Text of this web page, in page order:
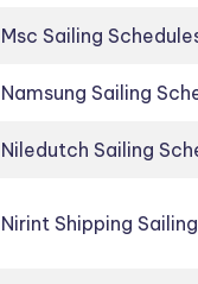
Msc Sailing
Namsung Sailing
Niledutch Sailing
Nirint Shipping